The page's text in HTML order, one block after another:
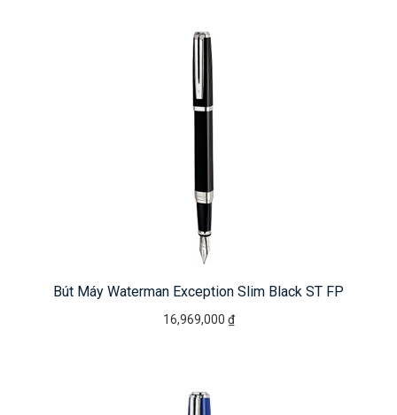
Bút Máy Waterman Exception Slim Black ST FP
16,969,000 ₫